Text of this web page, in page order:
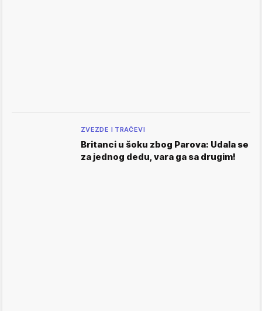
ZVEZDE I TRAČEVI
Britanci u šoku zbog Parova: Udala se
za jednog dedu, vara ga sa drugim!